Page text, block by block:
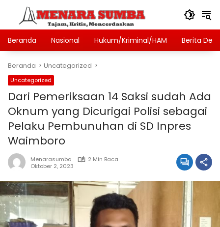
Langsung
konten
Beranda
Nasional Hukum/Kriminal/HAM Berita Desa
Beranda Uncategorized
Uncategorized
Dari Pemeriksaan 14 Saksi sudah Ada
Oknum yang Dicurigai Polisi sebagai
Pelaku Pembunuhan di SD Inpres
Waimboro
Menarasumba
2 Min Baca
Oktober 2, 2023